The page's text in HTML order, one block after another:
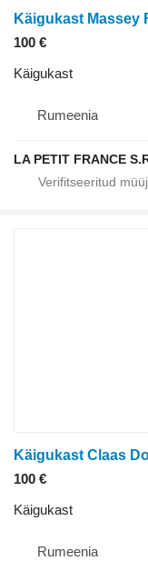
100 €
Käigukast
Rumeenia
LA PETIT FRANCE
100 €
Käigukast
Rumeenia